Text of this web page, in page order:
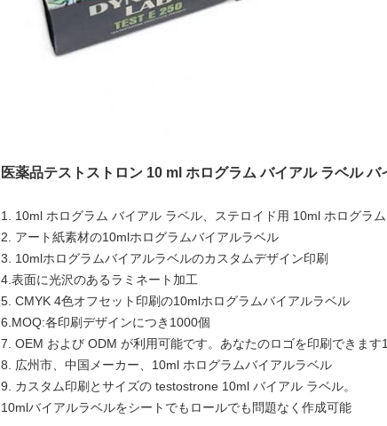
医薬品テストストロン 10 ml ホログラム バイアル ラベル
1. 10ml ホログラム バイアル ラベル、ステロイド用 10ml ホログラ
2. アート紙素材の10mlホログラムバイアルラベル
3. 10mlホログラムバイアルラベルのカスタムデザイン印刷
4.表面に光沢のあるラミネート加工
5. CMYK 4色オフセット印刷の10mlホログラムバイアルラベル
6.MOQ:各印刷デザインにつき1000個
7. OEM および ODM が利用可能です。あなたのロゴを印刷できます
8. 広州市、中国メーカー、10ml ホログラムバイアルラベル
9. カスタム印刷とサイズの testostrone 10ml バイアル ラベル。
10mlバイアルラベルをシートでもロールでも問題なく作成可能